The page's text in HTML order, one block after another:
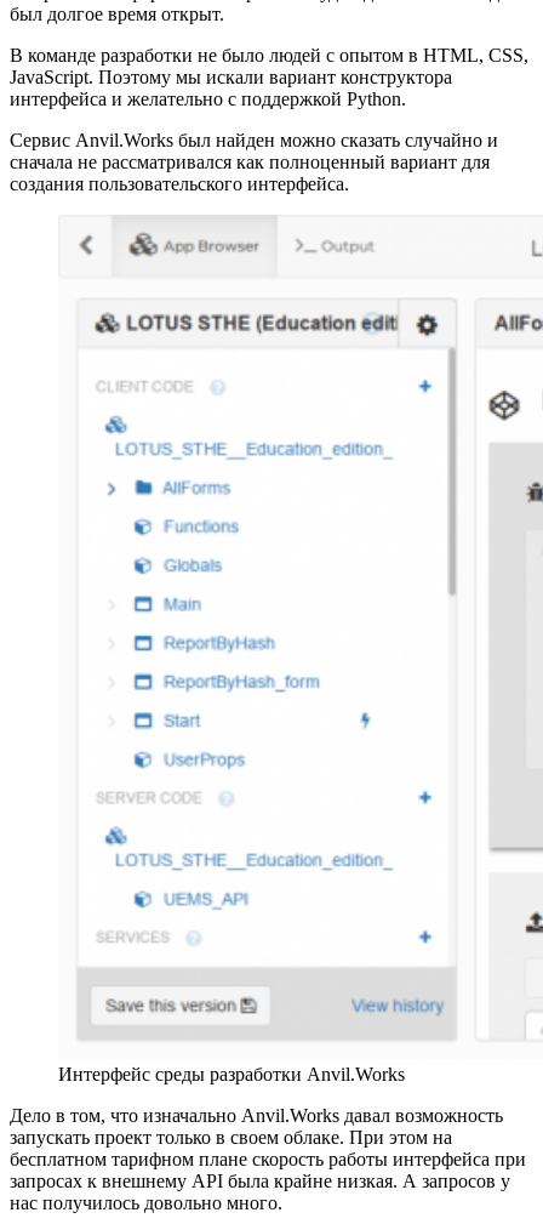
был долгое время открыт.
В команде разработки не было людей с опытом в HTML, CSS,
JavaScript. Поэтому мы искали вариант конструктора
интерфейса и желательно с поддержкой Python.
Сервис Anvil.Works был найден можно сказать случайно и
сначала не рассматривался как полноценный вариант для
создания пользовательского интерфейса.
Интерфейс среды разработки Anvil.Works
Дело в том, что изначально Anvil.Works давал возможность
запускать проект только в своем облаке. При этом на
бесплатном тарифном плане скорость работы интерфейса при
запросах к внешнему API была крайне низкая. А запросов у
нас получилось довольно много.